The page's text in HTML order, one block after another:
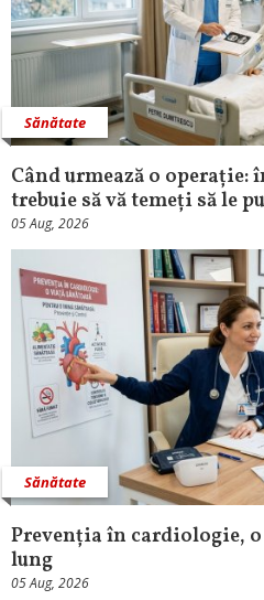
Sănătate
Când urmează o operație:
trebuie să vă temeți să le
05 Aug, 2026
Sănătate
Prevenția în cardiologie,
lung
05 Aug, 2026